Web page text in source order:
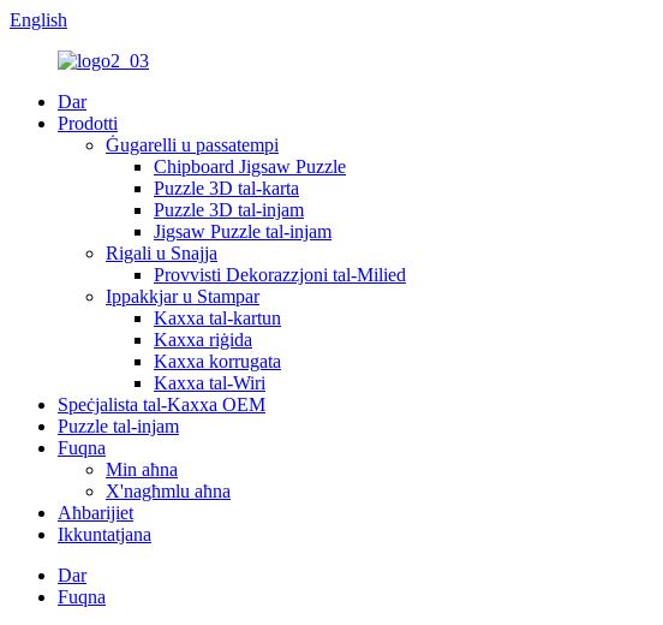
English
Dar
Prodotti
Ġugarelli u passatempi
Chipboard Jigsaw Puzzle
Puzzle 3D tal-karta
Puzzle 3D tal-injam
Jigsaw Puzzle tal-injam
Rigali u Snajja
Provvisti Dekorazzjoni tal-Milied
Ippakkjar u Stampar
Kaxxa tal-kartun
Kaxxa riġida
Kaxxa korrugata
Kaxxa tal-Wiri
Speċjalista tal-Kaxxa OEM
Puzzle tal-injam
Fuqna
Min aħna
X'nagħmlu aħna
Aħbarijiet
Ikkuntatjana
Dar
Fuqna